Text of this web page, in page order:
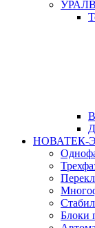
НОВАТЕК-
Блоки